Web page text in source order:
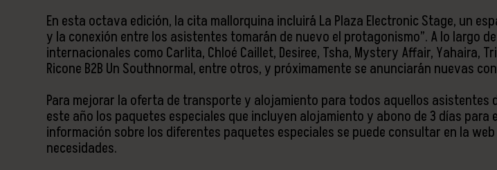
En esta octava edición, la cita mallorquina incluirá La Plaza Electronic Stage, un
y la conexión entre los asistentes tomarán de nuevo el protagonismo”. A lo largo
internacionales como Carlita, Chloé Caillet, Desiree, Tsha, Mystery Affair, Yahaira,
Ricone B2B Un Southnormal, entre otros, y próximamente se anunciarán nuevas
Para mejorar la oferta de transporte y alojamiento para todos aquellos asistentes
este año los paquetes especiales que incluyen alojamiento y abono de 3 días
información sobre los diferentes paquetes especiales se puede consultar en la
necesidades.